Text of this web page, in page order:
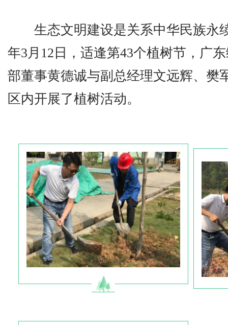
生态文明建设是关系中华民族永
年3月12日，适逢第43个植树节，广
部董事黄德诚与副总经理文远辉、樊
区内开展了植树活动。